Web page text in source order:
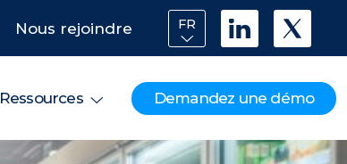
Nous rejoindre FR
Ressources Demandez une démo